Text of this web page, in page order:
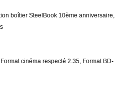
boîtier SteelBook 10ème anniversaire,
cinéma respecté 2.35, Format BD-